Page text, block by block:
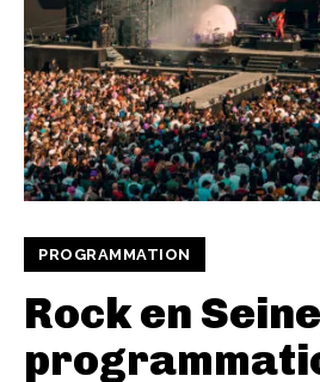
PROGRAMMATION
Rock en